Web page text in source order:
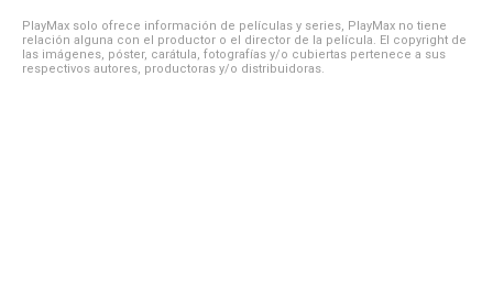
PlayMax solo ofrece información de películas y series, PlayMax no tiene
relación alguna con el productor o el director de la película. El copyright de
las imágenes, póster, carátula, fotografías y/o cubiertas pertenece a sus
respectivos autores, productoras y/o distribuidoras.